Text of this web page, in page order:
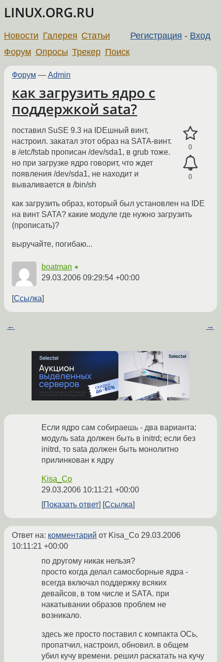
LINUX.ORG.RU
Регистрация - Вход
Новости Галерея Статьи
Форум Опросы Трекер Поиск
Форум — Admin
как загрузить ядро с
поддержкой sata?
0
0
поставил SuSE 9.3 на IDEшный винт,
настроил. закатал этот образ на SATA-винт.
в /etc/fstab прописан /dev/sda1, в grub тоже.
но при загрузке ядро говорит, что ждет
появления /dev/sda1, не находит и
вываливается в /bin/sh
как загрузить образ, который был установлен на IDE
на винт SATA? какие модуле где нужно загрузить
(прописать)?
выручайте, погибаю...
boatman ★
29.03.2006 09:29:54 +00:00
Ссылка
← →
Если ядро сам собираешь - два варианта:
модуль sata должен быть в initrd; если без
initrd, то sata должен быть монолитно
прилинкован к ядру
Kisa_Co
29.03.2006 10:11:21 +00:00
Показать ответ
Ссылка
Ответ на: комментарий от Kisa_Co 29.03.2006
10:11:21 +00:00
по другому никак нельзя?
просто когда делал самосборные ядра -
всегда включал поддержку всяких
девайсов, в том числе и SATA. при
накатывании образов проблем не
возникало.
здесь же просто поставил с компакта ОСь,
пропатчил, настроил, обновил. в общем
убил кучу времени. решил раскатать на кучу